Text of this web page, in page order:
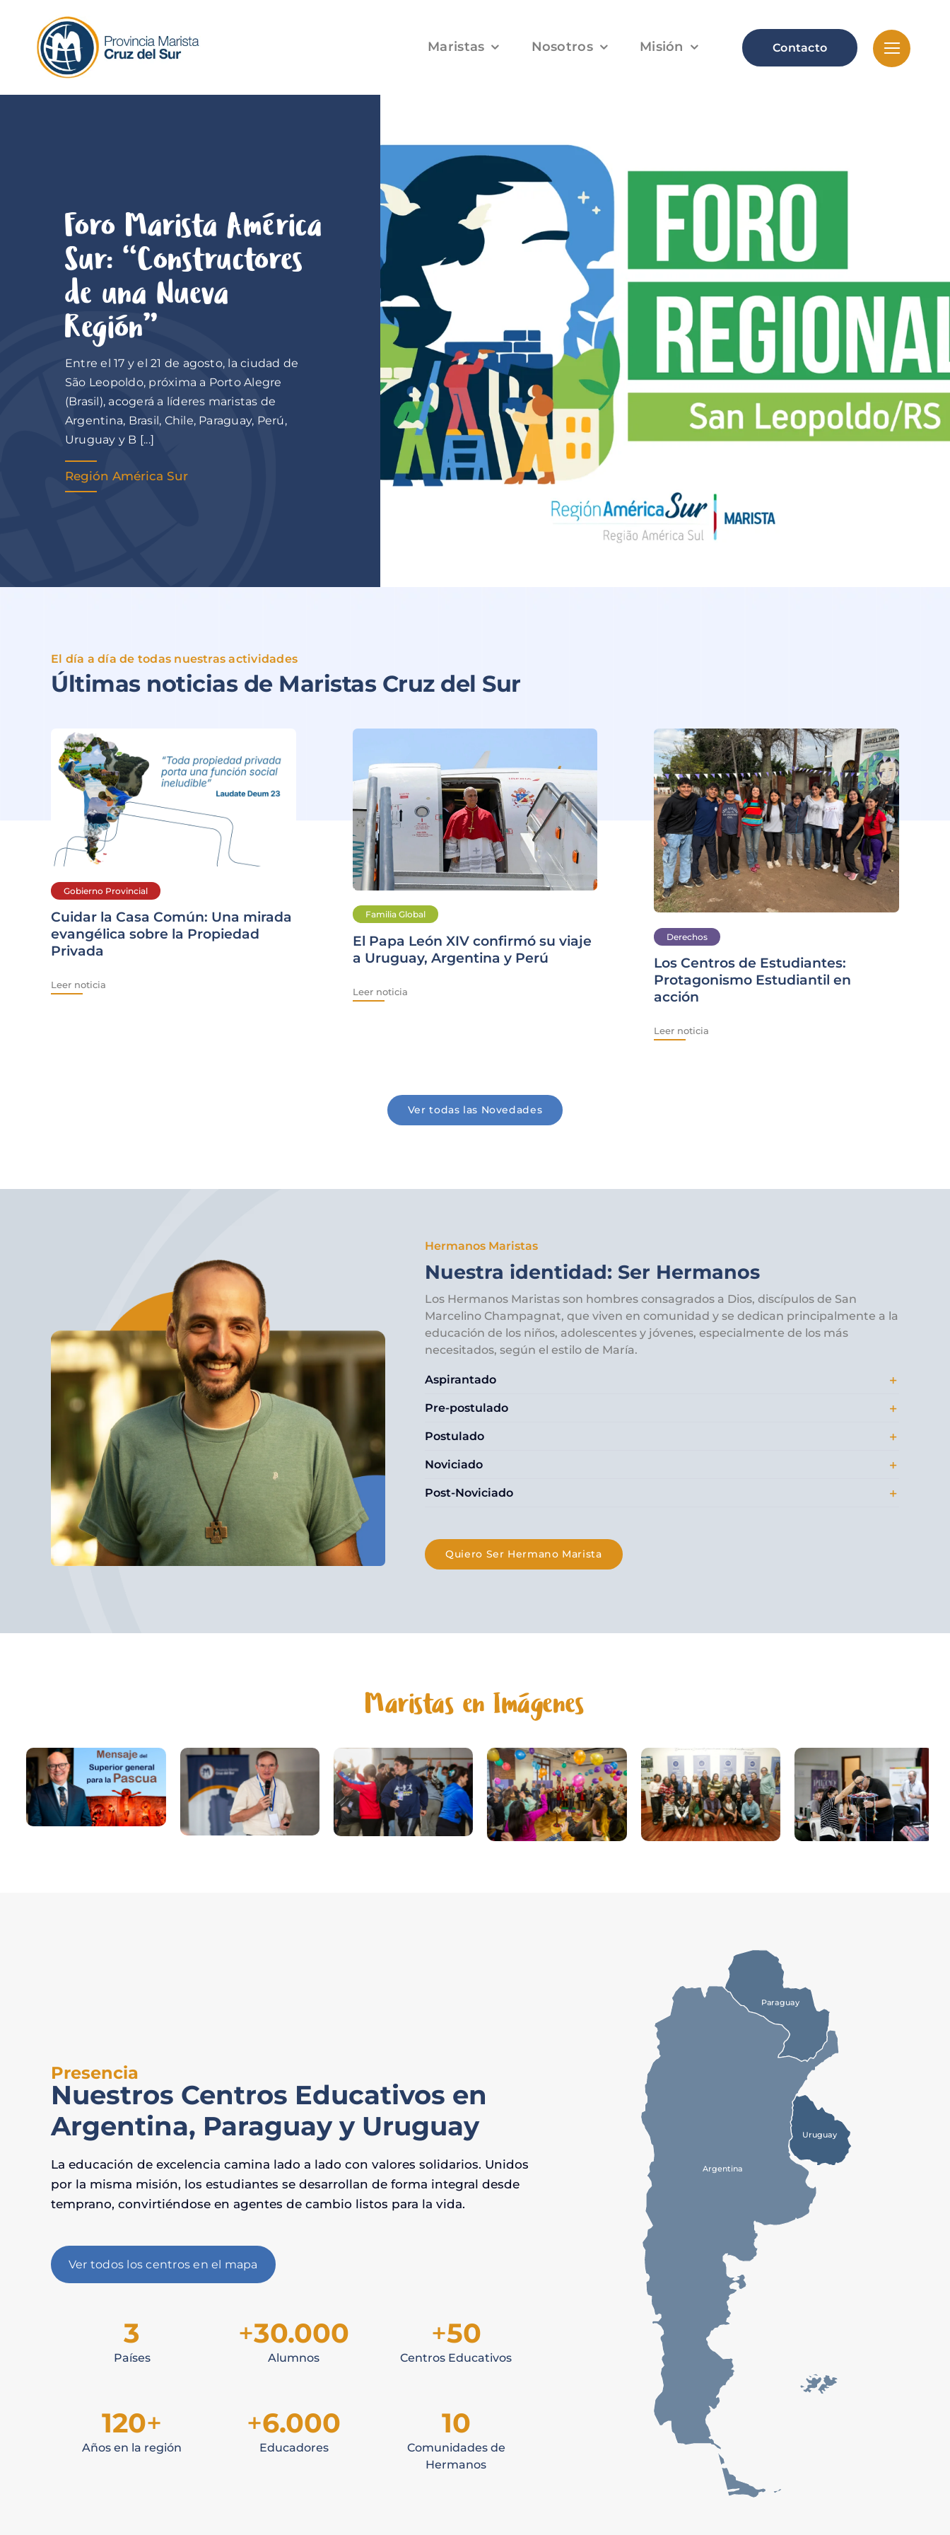
content
Maristas Nosotros Misión Contacto
Foro Marista América
Sur: “Constructores
de una Nueva
Región”
Entre el 17 y el 21 de agosto, la ciudad de
São Leopoldo, próxima a Porto Alegre
(Brasil), acogerá a líderes maristas de
Argentina, Brasil, Chile, Paraguay, Perú,
Uruguay y B [...]
Región América Sur
El día a día de todas nuestras actividades
Últimas noticias de Maristas Cruz del Sur
Gobierno Provincial
Cuidar la Casa Común: Una mirada
evangélica sobre la Propiedad
Privada
Leer noticia
Familia Global
El Papa León XIV confirmó su viaje
a Uruguay, Argentina y Perú
Leer noticia
Derechos
Los Centros de Estudiantes:
Protagonismo Estudiantil en
acción
Leer noticia
Ver todas las Novedades
Hermanos Maristas
Nuestra identidad: Ser Hermanos
Los Hermanos Maristas son hombres consagrados a Dios, discípulos de San
Marcelino Champagnat, que viven en comunidad y se dedican principalmente a la
educación de los niños, adolescentes y jóvenes, especialmente de los más
necesitados, según el estilo de María.
Aspirantado
Pre-postulado
Postulado
Noviciado
Post-Noviciado
Quiero Ser Hermano Marista
Maristas en Imágenes
Presencia
Nuestros Centros Educativos en
Argentina, Paraguay y Uruguay
La educación de excelencia camina lado a lado con valores solidarios. Unidos
por la misma misión, los estudiantes se desarrollan de forma integral desde
temprano, convirtiéndose en agentes de cambio listos para la vida.
Ver todos los centros en el mapa
3
Países
+30.000
Alumnos
+50
Centros Educativos
120+
Años en la región
+6.000
Educadores
10
Comunidades de
Hermanos
Paraguay
Uruguay
Argentina